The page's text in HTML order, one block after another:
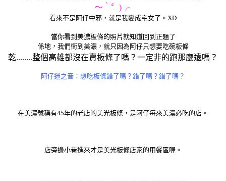
～‵〞)╭
看來不是阿仔中邪，就是我變成宅女了。XD
當你看到美濃板條的照片就知道回到正題了
係地，我們衝到美濃，就只因為阿仔只想要吃碗板條
乾........整個高雄都沒在賣板條了嗎？一定非的跑那麼遠嗎？
阿仔迷之音：想吃板條錯了嗎？錯了嗎？錯了嗎？
在美濃號稱有45年的老店的美光板條，是阿仔每來美濃必吃的店。
店旁邊小巷進來才是美光板條店家的用餐區喔。